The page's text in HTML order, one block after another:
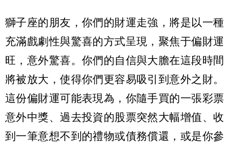
獅子座的朋友，你們的財運走強，將是以一種
充滿戲劇性與驚喜的方式呈現，聚焦于偏財運
旺，意外驚喜。你們的自信與大膽在這段時間
將被放大，使得你們更容易吸引到意外之財。
這份偏財運可能表現為，你隨手買的一張彩票
意外中獎、過去投資的股票突然大幅增值、收
到一筆意想不到的禮物或債務償還，或是你參